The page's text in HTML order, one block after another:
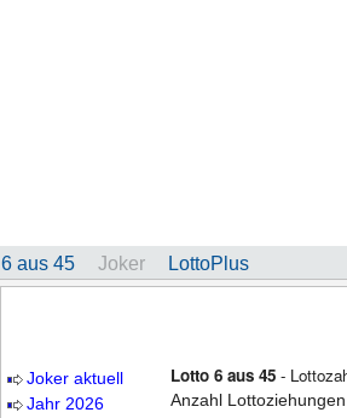
6 aus 45 Joker LottoPlus
Joker aktuell
Jahr 2026
Lotto 6 aus 45 -
Anzahl